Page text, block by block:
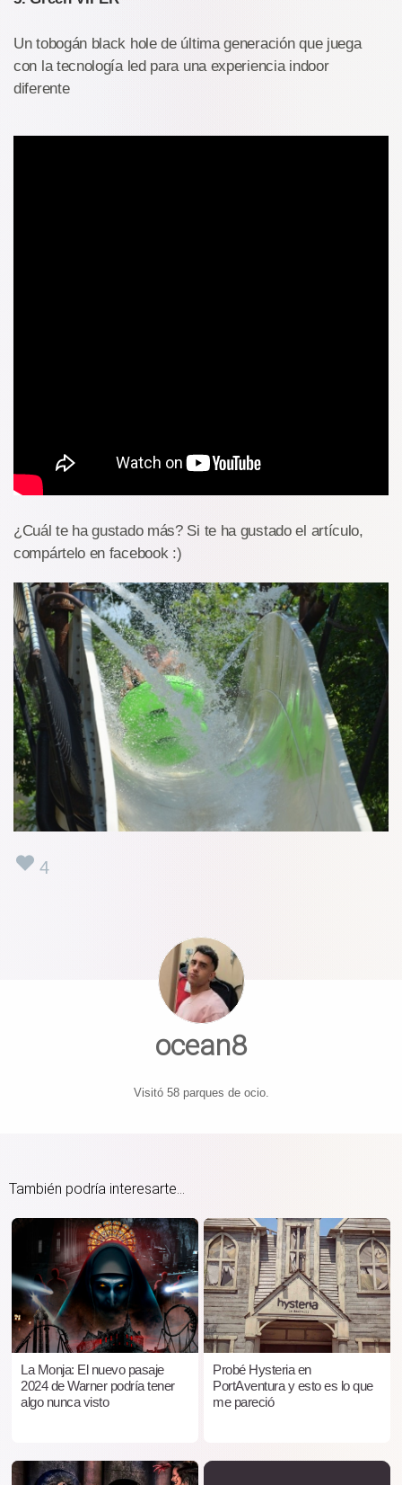
Un tobogán black hole de última generación que juega
con la tecnología led para una experiencia indoor
diferente
¿Cuál te ha gustado más? Si te ha gustado el artículo,
compártelo en facebook :)
4
ocean8
Visitó 58 parques de ocio.
También podría interesarte...
La Monja: El nuevo pasaje
2024 de Warner podría tener
algo nunca visto
Probé Hysteria en
PortAventura y esto es lo que
me pareció